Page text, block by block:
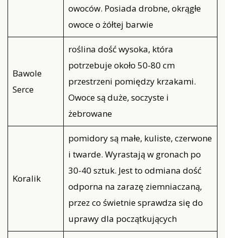
owoców. Posiada drobne, okrągłe
owoce o żółtej barwie
Bawole
Serce
roślina dość wysoka, która
potrzebuje około 50-80 cm
przestrzeni pomiędzy krzakami.
Owoce są duże, soczyste i
żebrowane
Koralik
pomidory są małe, kuliste, czerwone
i twarde. Wyrastają w gronach po
30-40 sztuk. Jest to odmiana dość
odporna na zarazę ziemniaczaną,
przez co świetnie sprawdza się do
uprawy dla początkujących